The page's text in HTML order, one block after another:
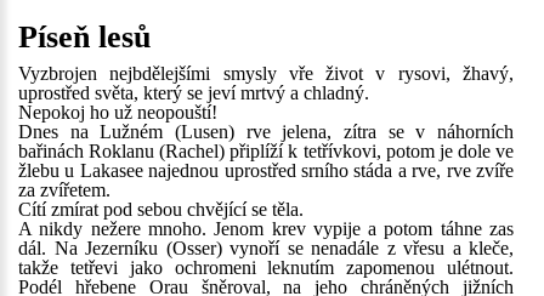
Píseň lesů
Vyzbrojen nejbdělejšími smysly vře život v rysovi, žhavý,
uprostřed světa, který se jeví mrtvý a chladný.
Nepokoj ho už neopouští!
Dnes na Lužném (Lusen) rve jelena, zítra se v náhorních
bařinách Roklanu (Rachel) připlíží k tetřívkovi, potom je dole ve
žlebu u Lakasee najednou uprostřed srního stáda a rve, rve zvíře
za zvířetem.
Cítí zmírat pod sebou chvějící se těla.
A nikdy nežere mnoho. Jenom krev vypije a potom táhne zas
dál. Na Jezerníku (Osser) vynoří se nenadále z vřesu a kleče,
takže tetřevi jako ochromeni leknutím zapomenou ulétnout.
Podél hřebene Orau šněroval, na jeho chráněných jižních